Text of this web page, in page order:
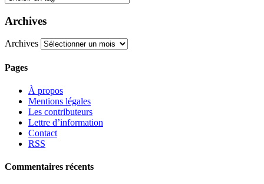
Archives
Archives
Pages
À propos
Mentions légales
Les contributeurs
Lettre d’information
Contact
RSS
Commentaires récents